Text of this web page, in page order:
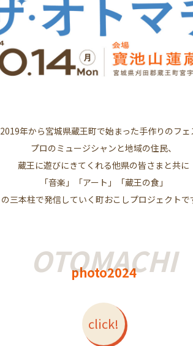
2019年から宮城県蔵王町で始まった手作りのフェ
プロのミュージシャンと地域の住民、
蔵王に遊びにきてくれる他県の皆さまと共に
「音楽」「アート」「蔵王の食」
の三本柱で発信していく町おこしプロジェクトで
photo2024
click!